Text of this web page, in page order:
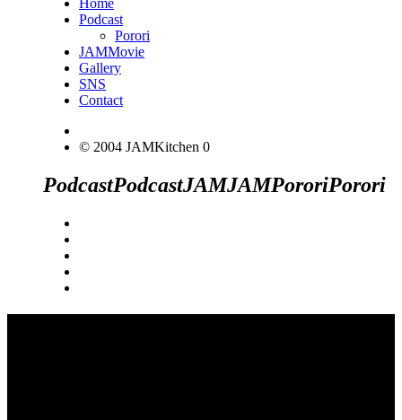
Home
Podcast
Porori
JAMMovie
Gallery
SNS
Contact
© 2004 JAMKitchen 0
PodcastPodcastJAMJAMPororiPorori